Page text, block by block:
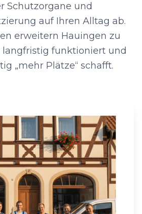
Schutzorgane und
auf Ihren Alltag ab.
erweitern Hauingen zu
langfristig funktioniert und
„mehr Plätze“ schafft.